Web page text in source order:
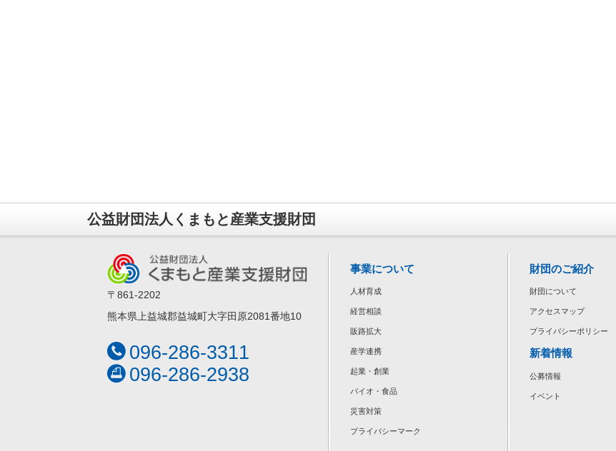
公益財団法人くまもと産業支援財団
〒861-2202
熊本県上益城郡益城町大字田原2081番地10
096-286-3311
096-286-2938
事業について
人材育成
経営相談
販路拡大
産学連携
起業・創業
バイオ・食品
災害対策
プライバシーマーク
財団のご紹介
財団について
アクセスマップ
プライバシーポリシー
新着情報
公募情報
イベント